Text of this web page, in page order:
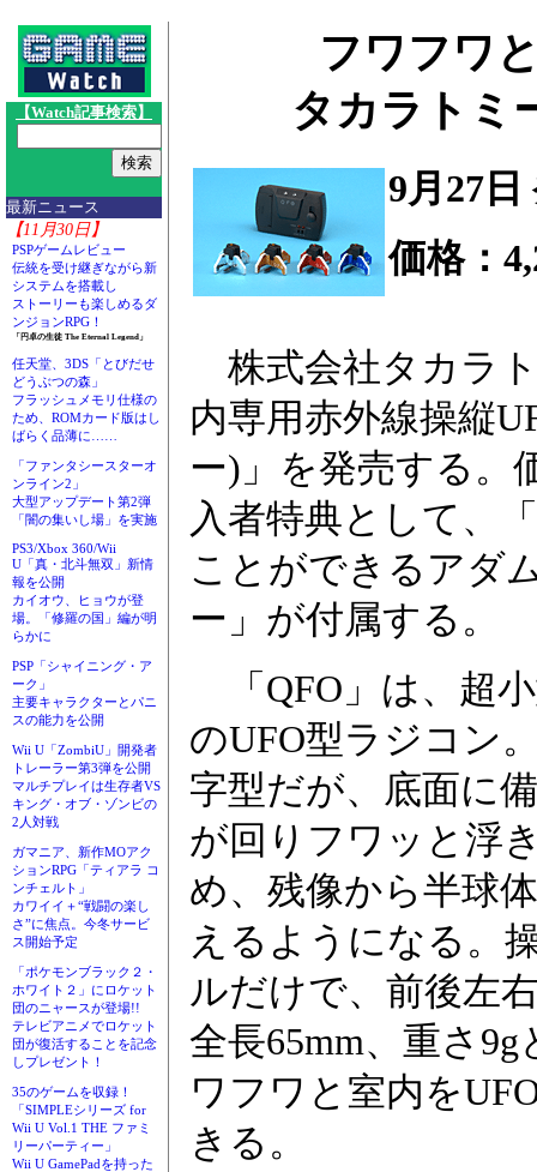
【Watch記事検索】
最新ニュース
【11月30日】
PSPゲームレビュー
伝統を受け継ぎながら新
システムを搭載し
ストーリーも楽しめるダ
ンジョンRPG！
「円卓の生徒 The Eternal Legend」
任天堂、3DS「とびだせ
どうぶつの森」
フラッシュメモリ仕様の
ため、ROMカード版はし
ばらく品薄に……
「ファンタシースターオ
ンライン2」
大型アップデート第2弾
「闇の集いし場」を実施
PS3/Xbox 360/Wii
U「真・北斗無双」新情
報を公開
カイオウ、ヒョウが登
場。「修羅の国」編が明
らかに
PSP「シャイニング・ア
ーク」
主要キャラクターとパニ
スの能力を公開
Wii U「ZombiU」開発者
トレーラー第3弾を公開
マルチプレイは生存者VS
キング・オブ・ゾンビの
2人対戦
ガマニア、新作MOアク
ションRPG「ティアラ コ
ンチェルト」
カワイイ＋“戦闘の楽し
さ”に焦点。今冬サービ
ス開始予定
「ポケモンブラック２・
ホワイト２」にロケット
団のニャースが登場!!
テレビアニメでロケット
団が復活することを記念
しプレゼント！
35のゲームを収録！
「SIMPLEシリーズ for
Wii U Vol.1 THE ファミ
リーパーティー」
Wii U GamePadを持った
フワフワ
タカラトミ
9月27日
価格：
株式会社タカラ
内専用赤外線操縦
ー)」を発売する。
入者特典として、
ことができるアダ
ー」が付属する。
「QFO」は、超
のUFO型ラジコン
字型だが、底面に
が回りフワッと浮
め、残像から半球
えるようになる。
ルだけで、前後左
全長65mm、重さ
ワフワと室内を
きる。